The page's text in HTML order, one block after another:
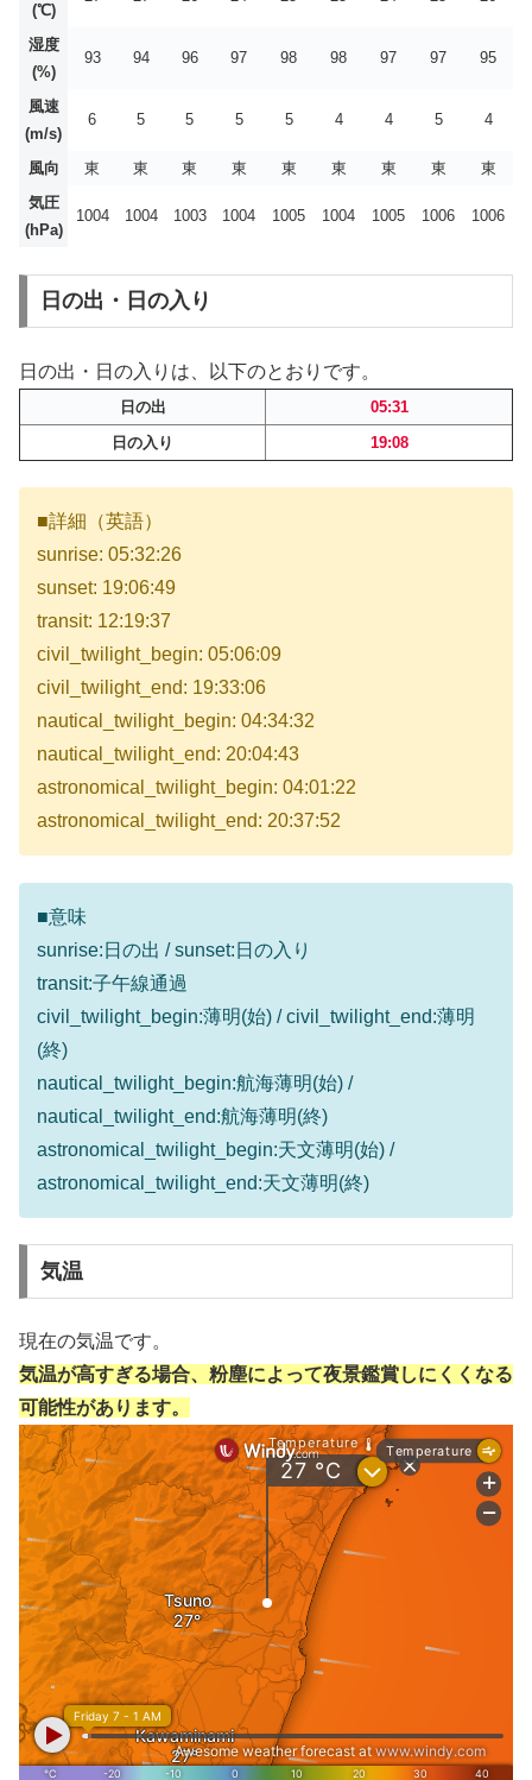
(℃)
湿度
(%)
93 94 96 97 98 98 97 97 95
風速
(m/s)
6 5 5 5 5 4 4 5 4
風向 東 東 東 東 東 東 東 東
東
気圧
(hPa)
1004 1004 1003 1004 1005 1004 1005 1006 1006
日の出・日の入り
日の出・日の入りは、以下のとおりです。
日の出
05:31
日の入り
19:08
■詳細（英語）
sunrise: 05:32:26
sunset: 19:06:49
transit: 12:19:37
civil_twilight_begin: 05:06:09
civil_twilight_end: 19:33:06
nautical_twilight_begin: 04:34:32
nautical_twilight_end: 20:04:43
astronomical_twilight_begin: 04:01:22
astronomical_twilight_end: 20:37:52
■意味
sunrise:日の出 / sunset:日の入り
transit:子午線通過
civil_twilight_begin:薄明(始) / civil_twilight_end:薄明
(終)
nautical_twilight_begin:航海薄明(始) /
nautical_twilight_end:航海薄明(終)
astronomical_twilight_begin:天文薄明(始) /
astronomical_twilight_end:天文薄明(終)
気温
現在の気温です。
気温が高すぎる場合、粉塵によって夜景鑑賞しにくくなる
可能性があります。